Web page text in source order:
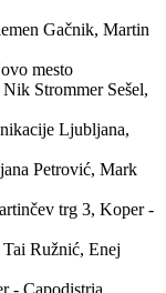
Gačnik, Martin
mesto
Strommer Sešel,
Ljubljana,
Petrović, Mark
trg 3, Koper -
Ružnić, Enej
- Capodistria